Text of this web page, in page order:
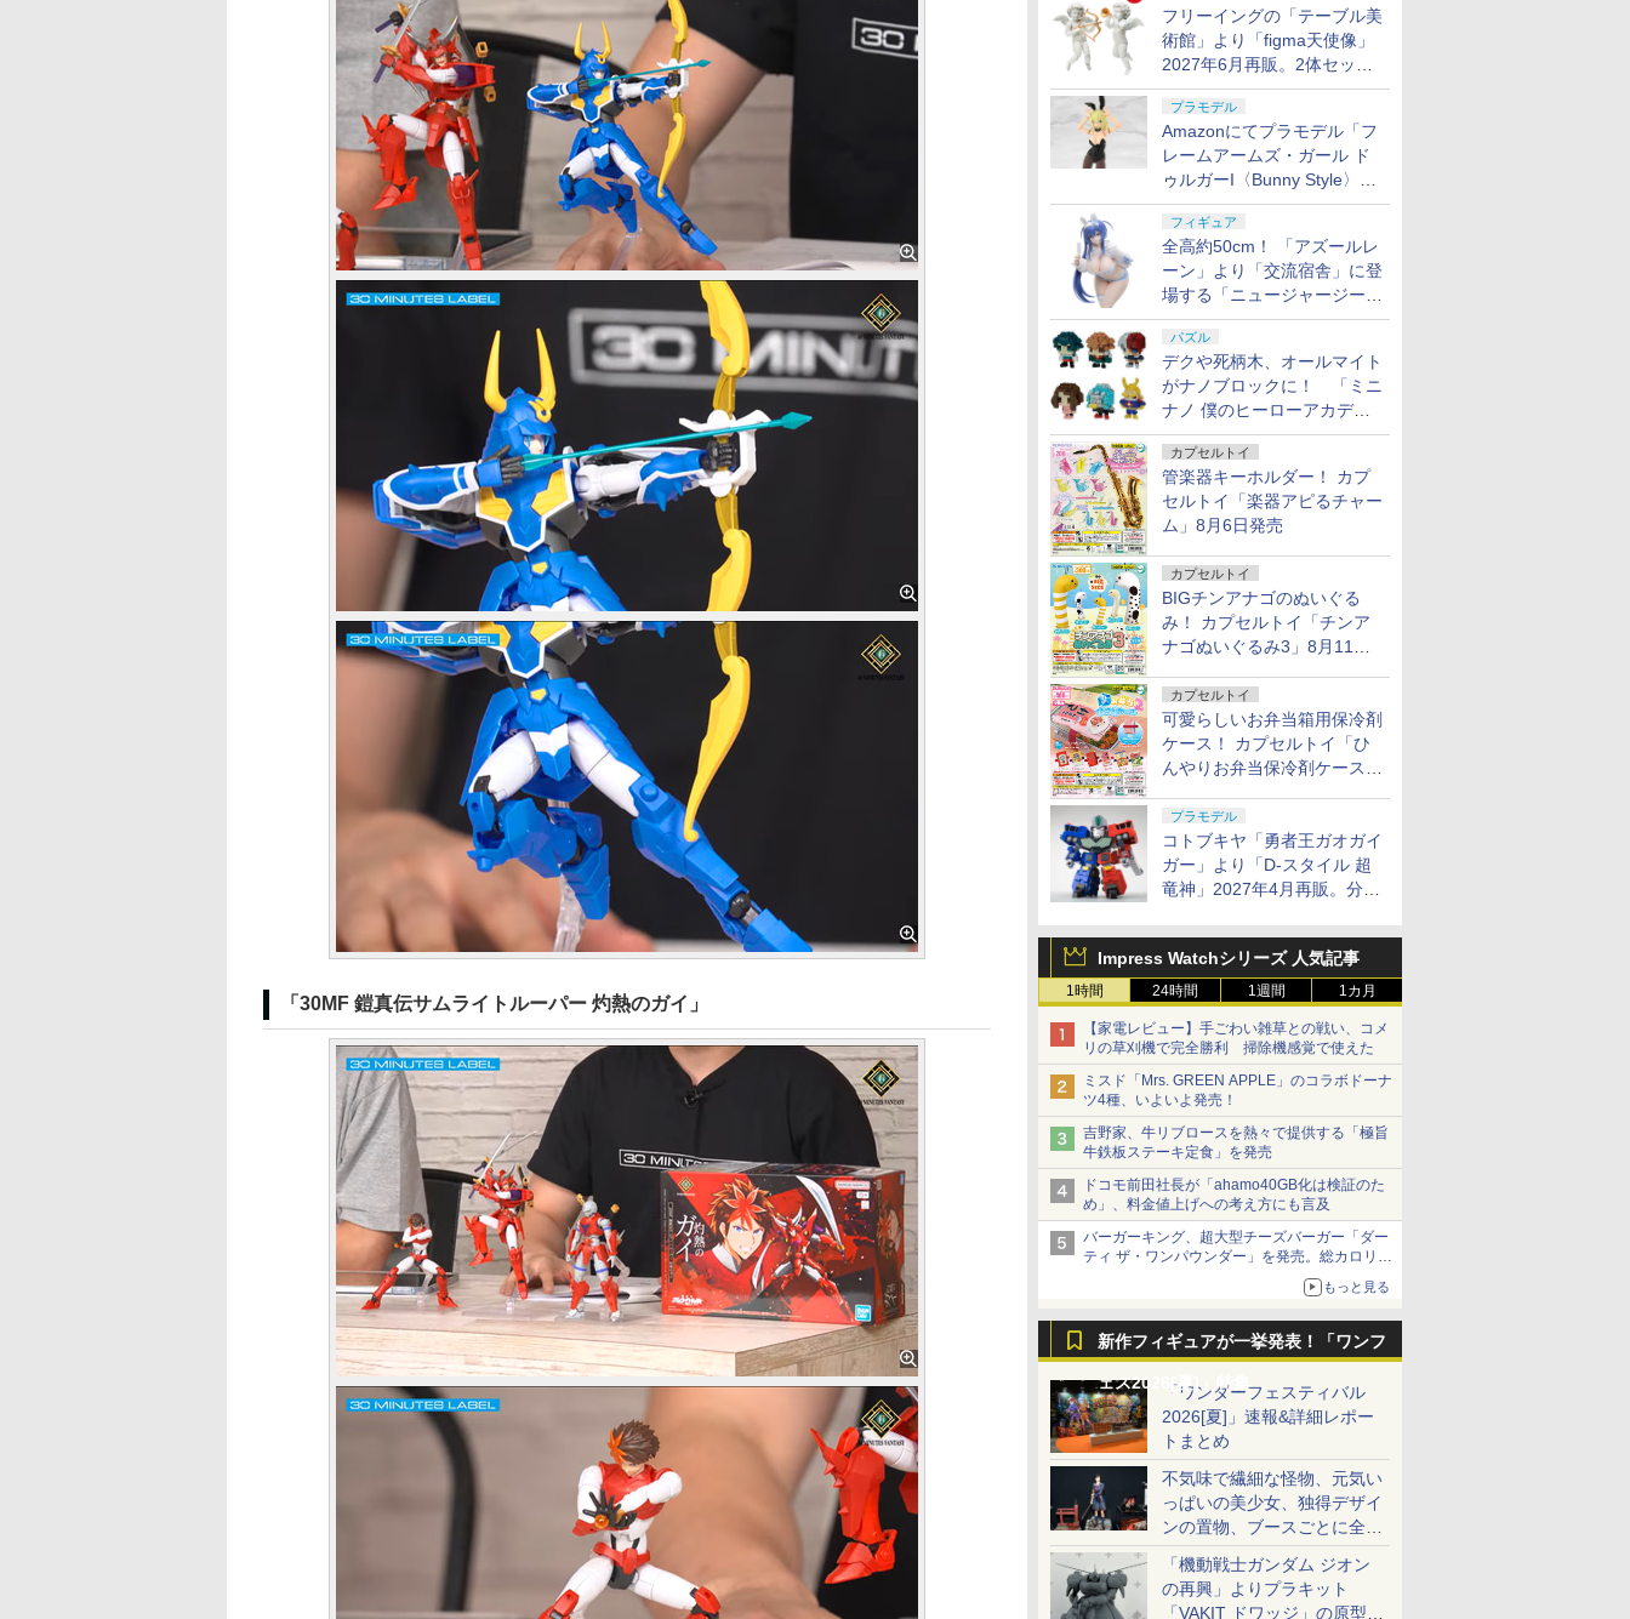
フリーイングの「テーブル美
術館」より「figma天使像」
2027年6月再販。2体セット
で小便小僧にも
プラモデル
Amazonにてプラモデル「フ
レームアームズ・ガール ド
ゥルガーI〈Bunny Style〉」
が予約受付再開！
フィギュア
全高約50cm！ 「アズールレ
ーン」より「交流宿舎」に登
場する「ニュージャージー」
が1/3スケールフィギュアで
登場
パズル
デクや死柄木、オールマイト
がナノブロックに！ 「ミニ
ナノ 僕のヒーローアカデミ
ア」9月再販
カプセルトイ
管楽器キーホルダー！ カプ
セルトイ「楽器アピるチャー
ム」8月6日発売
カプセルトイ
BIGチンアナゴのぬいぐる
み！ カプセルトイ「チンア
ナゴぬいぐるみ3」8月11日
カプセルトイ
可愛らしいお弁当箱用保冷剤
ケース！ カプセルトイ「ひ
んやりお弁当保冷剤ケース
プラモデル
コトブキヤ「勇者王ガオガイ
ガー」より「D-スタイル 超
竜神」2027年4月再販。分離
Impress Watchシリーズ 人気記事
1時間 24時間 1週間 1カ月
【家電レビュー】手ごわい雑草との戦い、コメ
リの草刈機で完全勝利 掃除機感覚で使えた
ミスド「Mrs. GREEN APPLE」のコラボドーナ
ツ4種、いよいよ発売！
吉野家、牛リブロースを熱々で提供する「極旨
牛鉄板ステーキ定食」を発売
ドコモ前田社長が「ahamo40GB化は検証のた
め」、料金値上げへの考え方にも言及
バーガーキング、超大型チーズバーガー「ダー
ティ ザ・ワンパウンダー」を発売。総カロリー
もっと見る
新作フィギュアが一挙発表！「ワンフ
ェス2026[夏]」特集「ワンダーフェスティバル
2026[夏]」速報&詳細レポー
トまとめ
不気味で繊細な怪物、元気い
っぱいの美少女、独得デザイ
ンの置物、ブースごとに全く
異なる世界が広がる一般ディ
ーラーフォトレポート
「機動戦士ガンダム ジオン
の再興」よりプラキット
「VAKIT ドワッジ」の原型が
「30MF 鎧真伝サムライトルーパー 灼熱のガイ」